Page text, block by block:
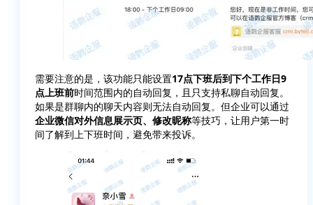
需要注意的是，该功能只能设置17点下班后到下个工作日9
点上班前时间范围内的自动回复，且只支持私聊自动回复。
如果是群聊内的聊天内容则无法自动回复。但企业可以通过
企业微信对外信息展示页、修改昵称等技巧，让用户第一时
间了解到上下班时间，避免带来投诉。